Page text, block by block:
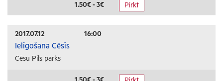
1.50€ - 3€ Pirkt
2017.07.12 16:00
Ielīgošana Cēsīs
Cēsu Pils parks